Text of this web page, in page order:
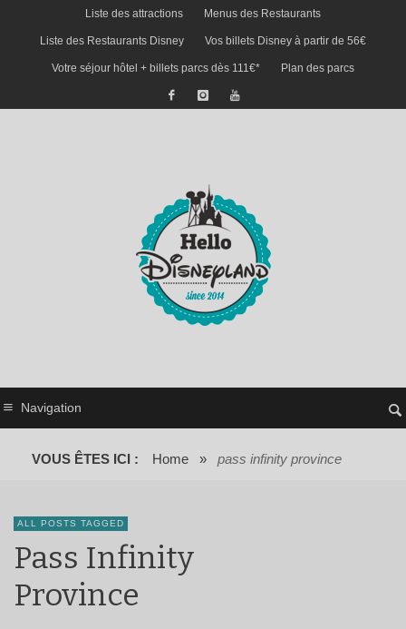
Liste des attractions Menus des Restaurants
Liste des Restaurants Disney Vos billets Disney à partir de 56€
Votre séjour hôtel + billets parcs dès 111€* Plan des parcs
Navigation
VOUS ÊTES ICI : Home » pass infinity province
ALL POSTS TAGGED
Pass Infinity
Province